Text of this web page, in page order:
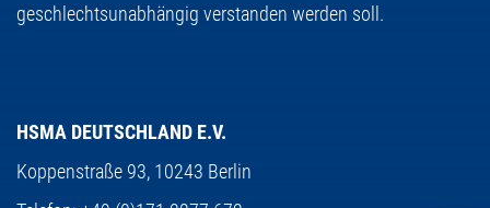
geschlechtsunabhängig verstanden werden soll.
HSMA DEUTSCHLAND E.V.
Koppenstraße 93, 10243 Berlin